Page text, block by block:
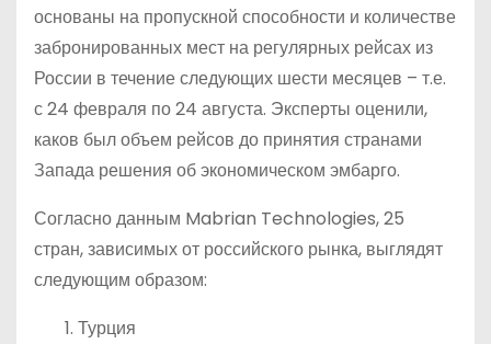
основаны на пропускной способности и количестве
забронированных мест на регулярных рейсах из
России в течение следующих шести месяцев – т.е.
с 24 февраля по 24 августа. Эксперты оценили,
каков был объем рейсов до принятия странами
Запада решения об экономическом эмбарго.
Согласно данным Mabrian Technologies, 25
стран, зависимых от российского рынка, выглядят
следующим образом:
Турция